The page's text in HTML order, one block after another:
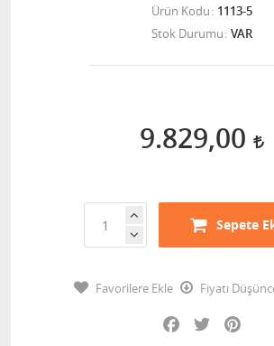
Ürün Kodu 1113-5
Stok Durumu VAR
9.829,00
Sepete
Favorilere Ekle
Fiyatı
Facebook
Twitter